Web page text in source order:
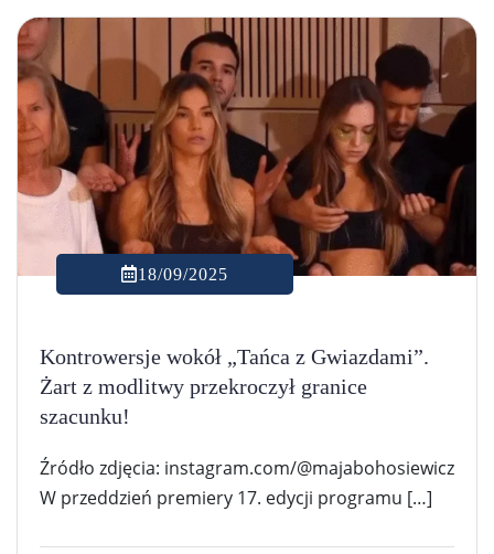
18/09/2025
Kontrowersje wokół „Tańca z Gwiazdami”.
Żart z modlitwy przekroczył granice
szacunku!
Źródło zdjęcia: instagram.com/@majabohosiewicz
W przeddzień premiery 17. edycji programu […]